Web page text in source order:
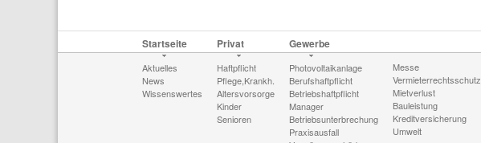
Startseite
Aktuelles
News
Wissenswertes
Privat
Haftpflicht
Pflege,Krankh.
Altersvorsorge
Kinder
Senioren
Gewerbe
Photovoltaikanlage
Berufshaftpflicht
Betriebshaftpflicht
Manager
Betriebsunterbrechung
Praxisausfall
Messe
Vermieterrechtsschutz
Mietverlust
Bauleistung
Kreditversicherung
Umwelt